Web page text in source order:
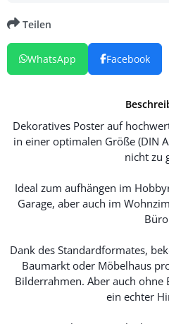
Dekoratives Poster auf
in einer optimalen Größe (DIN
nicht zu
Ideal zum aufhängen im
Garage, aber auch im
Dank des Standardformates,
Baumarkt oder Möbelhaus
Bilderrahmen. Aber auch
ein echter
Teilen
WhatsApp Facebook